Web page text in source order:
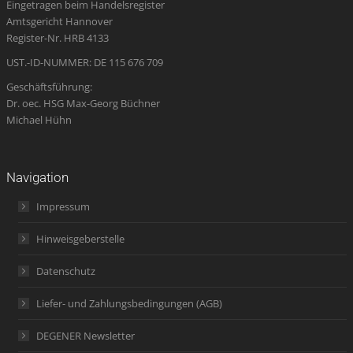
new
window
new
window
new
window
in
new
new
Eingetragen beim Handelsregister
Amtsgericht Hannover
Register-Nr. HRB 4133
UST.-ID-NUMMER: DE 115 676 709
Geschäftsführung:
Dr. oec. HSG Max-Georg Büchner
Michael Hühn
Navigation
Impressum
Hinweisgeberstelle
Datenschutz
Liefer- und Zahlungsbedingungen (AGB)
DEGENER Newsletter